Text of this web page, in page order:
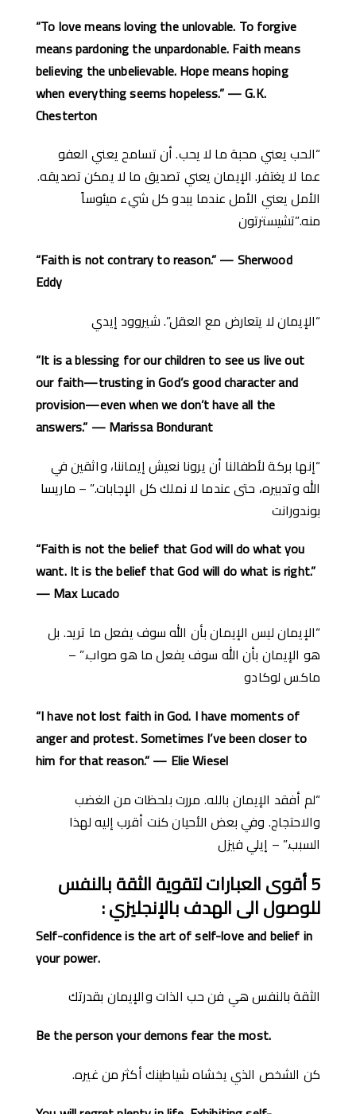
“To love means loving the unlovable. To forgive
means pardoning the unpardonable. Faith means
believing the unbelievable. Hope means hoping
when everything seems hopeless.” — G.K.
Chesterton
“الحب يعني محبة ما لا يحب. أن تسامح يعني العفو
عما لا يغتفر. الإيمان يعني تصديق ما لا يمكن تصديقه.
الأمل يعني الأمل عندما يبدو كل شيء ميئوساً
منه.”تشيسترتون
“Faith is not contrary to reason.” — Sherwood
Eddy
“الإيمان لا يتعارض مع العقل”. شيروود إيدي
“It is a blessing for our children to see us live out
our faith—trusting in God’s good character and
provision—even when we don’t have all the
answers.” — Marissa Bondurant
“إنها بركة لأطفالنا أن يرونا نعيش إيماننا، واثقين في
الله وتدبيره، حتى عندما لا نملك كل الإجابات.” – ماريسا
بوندورانت
“Faith is not the belief that God will do what you
want. It is the belief that God will do what is right.”
— Max Lucado
“الإيمان ليس الإيمان بأن الله سوف يفعل ما تريد. بل
هو الإيمان بأن الله سوف يفعل ما هو صواب.” –
ماكس لوكادو
“I have not lost faith in God. I have moments of
anger and protest. Sometimes I’ve been closer to
him for that reason.” — Elie Wiesel
“لم أفقد الإيمان بالله. مررت بلحظات من الغضب
والاحتجاج. وفي بعض الأحيان كنت أقرب إليه لهذا
السبب.” – إيلي فيزل
5أقوى العبارات لتقوية الثقة بالنفس
للوصول الى الهدفباﻹنجليزي:
Self-confidence is the art of self-love and belief in
your power.
الثقة بالنفس هي فن حب الذات والإيمان بقدرتك
Be the person your demons fear the most.
كن الشخص الذي يخشاه شياطينك أكثر من غيره.